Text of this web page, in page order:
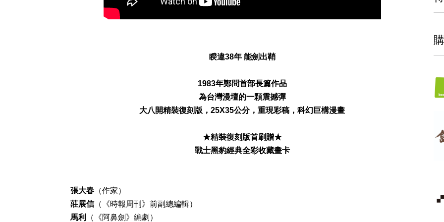
睽違38年 能劍出鞘
1983年鄭問首部長篇作品
為台灣漫壇的一顆震撼彈
大八開精裝復刻版，25X35公分，重現彩稿，科幻巨構漫畫
★精裝復刻版首刷贈★
戰士黑豹經典全彩收藏畫卡
張大春 （作家）
莊展信（《時報周刊》前副總編輯）
馬利
（《阿鼻劍》編劇）